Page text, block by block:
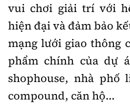
vui chơi giải trí với
hiện đại và đảm bảo
mạng lưới giao thông
phẩm chính của dự
shophouse, nhà
compound, căn hộ...